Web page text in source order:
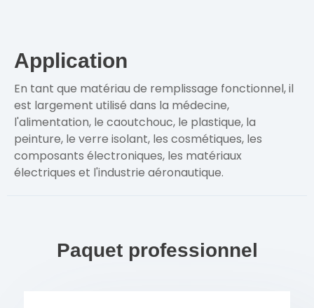
Application
En tant que matériau de remplissage fonctionnel, il
est largement utilisé dans la médecine,
l'alimentation, le caoutchouc, le plastique, la
peinture, le verre isolant, les cosmétiques, les
composants électroniques, les matériaux
électriques et l'industrie aéronautique.
Paquet professionnel